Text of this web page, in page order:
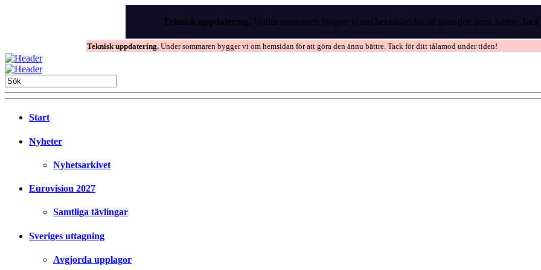
Teknisk uppdatering. Under sommaren bygger vi om hemsidan för att göra den ännu bättre.
Teknisk uppdatering. Under sommaren bygger vi om hemsidan för att göra den ännu bättre. Tack för ditt tålamod under tiden!
Start
Nyheter
Nyhetsarkivet
Eurovision 2027
Samtliga tävlingar
Sveriges uttagning
Avgjorda upplagor